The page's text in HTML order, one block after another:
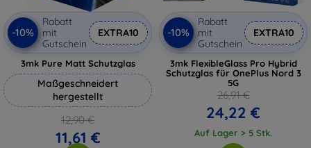
-10%
Rabatt
mit
Gutschein
EXTRA10
3mk Pure Matt Schutzglas
Maßgeschneidert
hergestellt
12,90 €
11,61 €
-10%
Rabatt
mit
Gutschein
EXTRA10
3mk FlexibleGlass Pro Hybrid
Schutzglas für OnePlus Nord 3
5G
26,91 €
24,22 €
Auf Lager > 5 Stk.